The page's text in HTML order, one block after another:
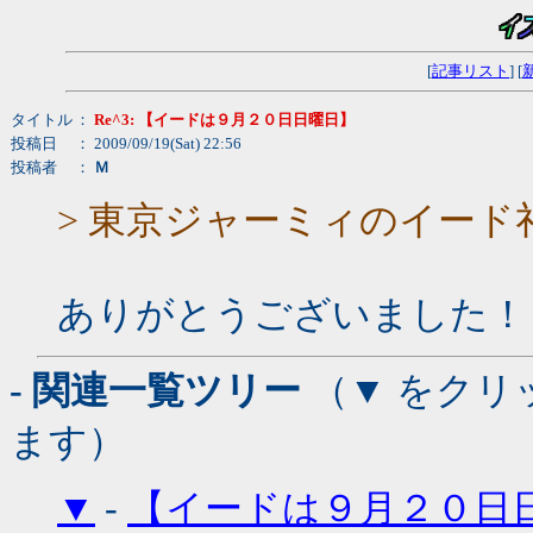
[記事リスト ] [
タイトル ： Re^3: 【イードは９月２０日日曜日】
投稿日
： 2009/09/19(Sat) 22:56
投稿者
： Ｍ
> 東京ジャーミィのイード
ありがとうございました！
- 関連一覧ツリー （▼ をクリ
ます）
▼ -
【イードは９月２０日